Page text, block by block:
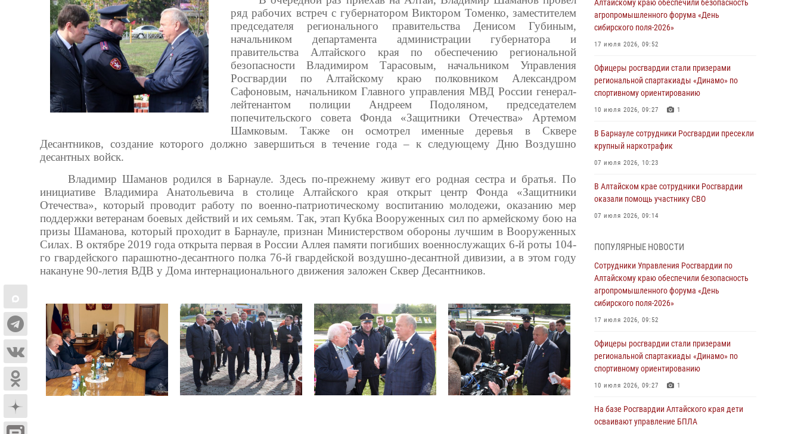
ряд рабочих встреч с губернатором Виктором Томенко, заместителем
председателя регионального правительства Денисом Губиным,
начальником департамента администрации губернатора и
правительства Алтайского края по обеспечению региональной
безопасности Владимиром Тарасовым, начальником Управления
Росгвардии по Алтайскому краю полковником Александром
Сафоновым, начальником Главного управления МВД России генерал-
лейтенантом полиции Андреем Подоляном, председателем
попечительского совета Фонда «Защитники Отечества» Артемом
Шамковым. Также он осмотрел именные деревья в Сквере
Десантников, создание которого должно завершиться в течение года – к следующему Дню Воздушно
десантных войск.
Владимир Шаманов родился в Барнауле. Здесь по-прежнему живут его родная сестра и братья. По
инициативе Владимира Анатольевича в столице Алтайского края открыт центр Фонда «Защитники
Отечества», который проводит работу по военно-патриотическому воспитанию молодежи, оказанию мер
поддержки ветеранам боевых действий и их семьям. Так, этап Кубка Вооруженных сил по армейскому бою на
призы Шаманова, который проходит в Барнауле, признан Министерством обороны лучшим в Вооруженных
Силах. В октябре 2019 года открыта первая в России Аллея памяти погибших военнослужащих 6-й роты 104-
го гвардейского парашютно-десантного полка 76-й гвардейской воздушно-десантной дивизии, а в этом году
накануне 90-летия ВДВ у Дома интернационального движения заложен Сквер Десантников.
Алтайскому краю обеспечили безопасность
агропромышленного форума «День
сибирского поля-2026»
17 июля 2026, 09:52
Офицеры росгвардии стали призерами
региональной спартакиады «Динамо» по
спортивному ориентированию
10 июля 2026, 09:27 1
В Барнауле сотрудники Росгвардии пресекли
крупный наркотрафик
07 июля 2026, 10:23
В Алтайском крае сотрудники Росгвардии
оказали помощь участнику СВО
07 июля 2026, 09:14
бойцы ОМОН «Алтай» провели военно-
патриотическое мероприятие для детей в
лагере «Звёздный»
05 июля 2026, 11:13
Росгвардия Алтайского края приняла участие
храбрости»
04 июля 2026, 11:09
Сотрудники Росгвардии провели встречу с
«Каникулы с Росгвардией»
03 июля 2026, 04:03
ПОПУЛЯРНЫЕ НОВОСТИ
Сотрудники Управления Росгвардии по
Алтайскому краю обеспечили безопасность
агропромышленного форума «День
сибирского поля-2026»
17 июля 2026, 09:52
Офицеры росгвардии стали призерами
региональной спартакиады «Динамо» по
спортивному ориентированию
10 июля 2026, 09:27 1
На базе Росгвардии Алтайского края дети
осваивают управление БПЛА